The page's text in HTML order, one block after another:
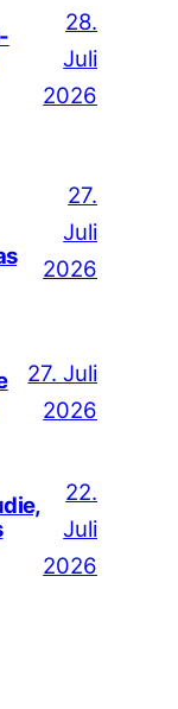
28.
Juli
2026
27.
Juli
2026
27. Juli
2026
22.
Juli
2026